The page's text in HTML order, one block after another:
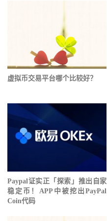
虚拟币交易平台哪个比较好？
Paypal证实正「探索」推出自家
稳定币！APP中被挖出PayPal
Coin代码